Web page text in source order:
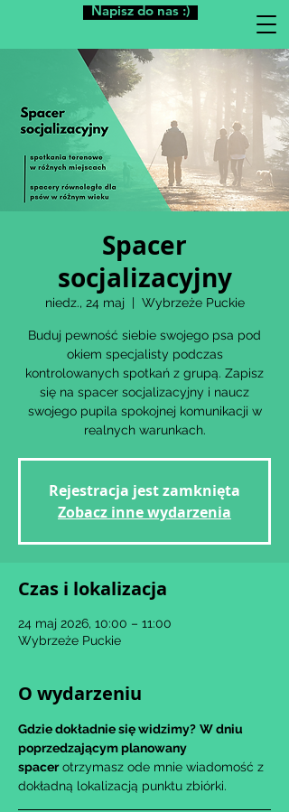
Napisz do nas :)
Spacer
socjalizacyjny
niedz., 24 maj
  |
Wybrzeże Puckie
Buduj pewność siebie swojego psa pod
okiem specjalisty podczas
kontrolowanych spotkań z grupą. Zapisz
się na spacer socjalizacyjny i naucz
swojego pupila spokojnej komunikacji w
realnych warunkach.
Rejestracja jest zamknięta
Zobacz inne wydarzenia
Czas i lokalizacja
24 maj 2026, 10:00 – 11:00
Wybrzeże Puckie
O wydarzeniu
Gdzie dokładnie się widzimy? W dniu
poprzedzającym planowany
spacer otrzymasz ode mnie wiadomość z
dokładną lokalizacją punktu zbiórki.